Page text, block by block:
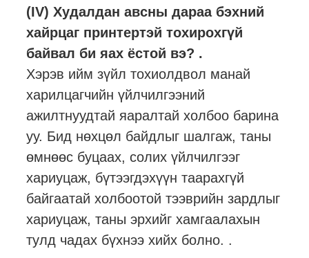
(IV) Худалдан авсны дараа бэхний
хайрцаг принтертэй тохирохгүй
байвал би яах ёстой вэ? .
Хэрэв ийм зүйл тохиолдвол манай
харилцагчийн үйлчилгээний
ажилтнуудтай яаралтай холбоо барина
уу. Бид нөхцөл байдлыг шалгаж, таны
өмнөөс буцаах, солих үйлчилгээг
хариуцаж, бүтээгдэхүүн таарахгүй
байгаатай холбоотой тээврийн зардлыг
хариуцаж, таны эрхийг хамгаалахын
тулд чадах бүхнээ хийх болно. .